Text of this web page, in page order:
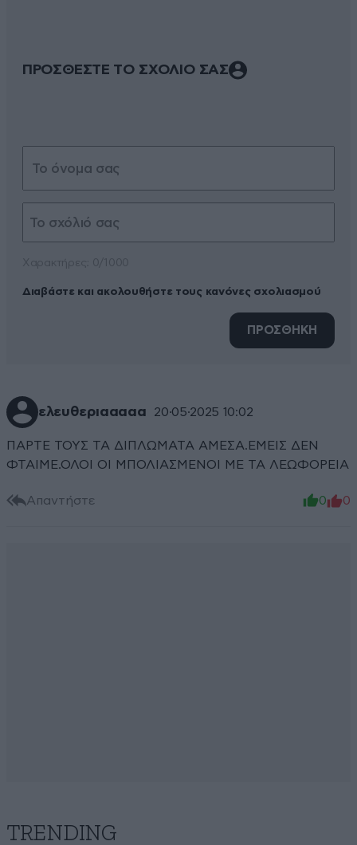
ΠΡΟΣΘΕΣΤΕ ΤΟ ΣΧΟΛΙΟ ΣΑΣ
Διαβάστε και ακολουθήστε τους κανόνες σχολιασμού
ΠΡΟΣΘΗΚΗ
ελευθεριααααα 20·05·2025 10:02
ΠΑΡΤΕ ΤΟΥΣ ΤΑ ΔΙΠΛΩΜΑΤΑ ΑΜΕΣΑ.ΕΜΕΙΣ ΔΕΝ
ΦΤΑΙΜΕ.ΟΛΟΙ ΟΙ ΜΠΟΛΙΑΣΜΕΝΟΙ ΜΕ ΤΑ ΛΕΩΦΟΡΕΙΑ
Απαντήστε 0 0
TRENDING